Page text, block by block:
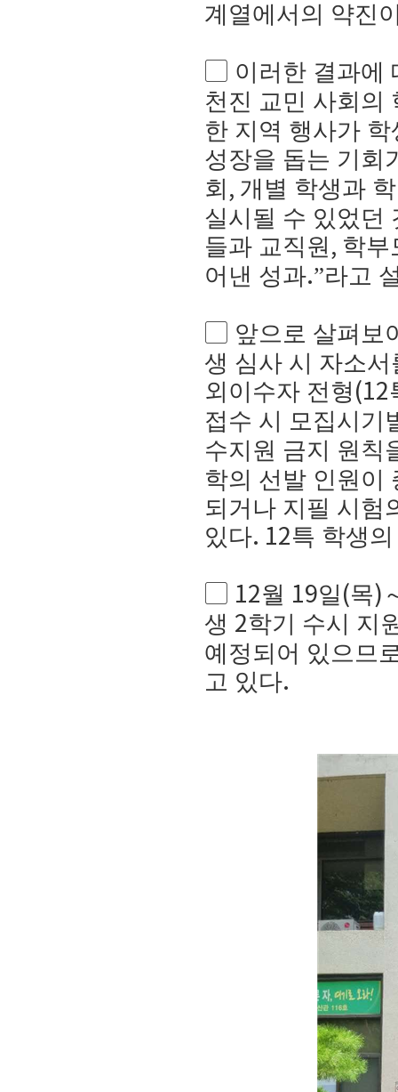
계열에서의 약진
이러한 결과에
천진 교민 사회의
한 지역 행사가
성장을 돕는 기회
회 , 개별 학생과
실시될 수 있었던
들과 교직원 , 학부
어낸 성과.”라고
앞으로 살펴보
생 심사 시 자소
외이수자 전형 (12
접수 시 모집시기
수지원 금지 원칙
학의 선발 인원이
되거나 지필 시험
있다. 12특 학생
12월 19일 (목)
생 2학기 수시 지
예정되어 있으므
고 있다.